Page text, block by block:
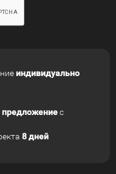
индивидуально
предложениес
8 дней